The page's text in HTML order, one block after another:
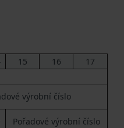
15 16
17
výrobní číslo
Pořadové výrobní číslo